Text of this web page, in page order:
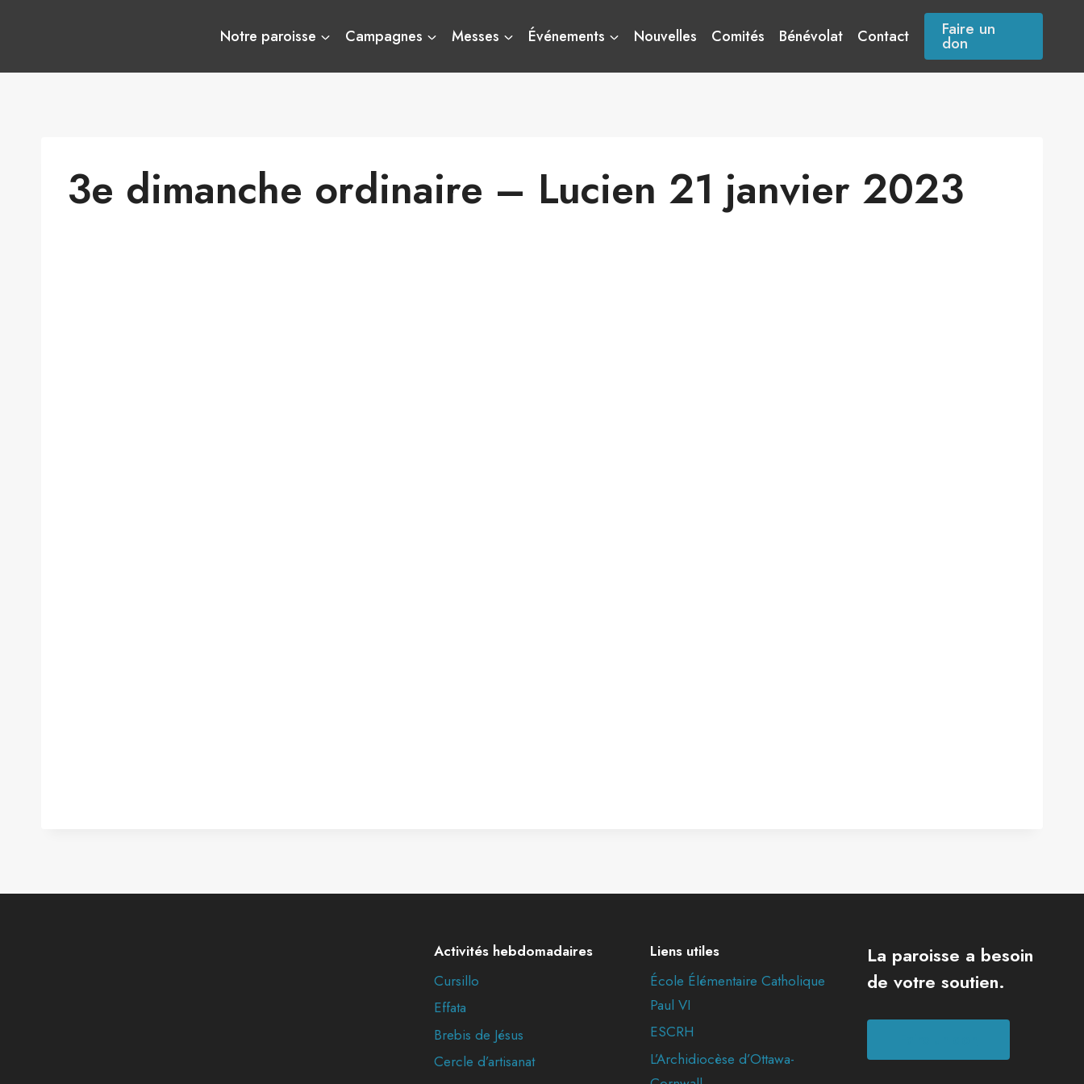
Notre paroisse Campagnes Messes Événements Nouvelles Comités Bénévolat Contact Faire un
don
3e dimanche ordinaire – Lucien 21 janvier 2023
Activités hebdomadaires
Cursillo
Effata
Brebis de Jésus
Cercle d’artisanat
Liens utiles
École Élémentaire Catholique
Paul VI
ESCRH
L’Archidiocèse d’Ottawa-
La paroisse a besoin
de votre soutien.